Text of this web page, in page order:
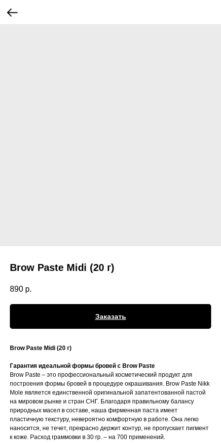
Brow Paste Midi (20 г)
890 р.
Заказать
Brow Paste Midi (20 г)
Гарантия идеальной формы бровей c Brow Paste
Brow Paste – это профессиональный косметический продукт для
построения формы бровей в процедуре окрашивания. Brow Paste Nikk
Mole является единственной оригинальной запатентованной пастой
на мировом рынке и стран СНГ. Благодаря правильному балансу
природных масел в составе, наша фирменная паста имеет
пластичную текстуру, невероятно комфортную в работе. Она легко
наносится, не течет, прекрасно держит контур, не пропускает пигмент
к коже. Расход граммовки в 30 гр. – на 700 применений.